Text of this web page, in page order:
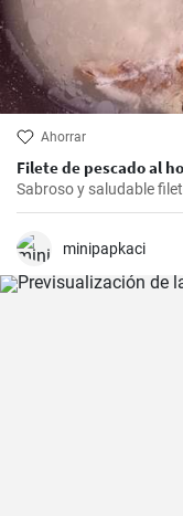
Ahorrar
Filete de pescado al
Sabroso y saludable
minipapkaci